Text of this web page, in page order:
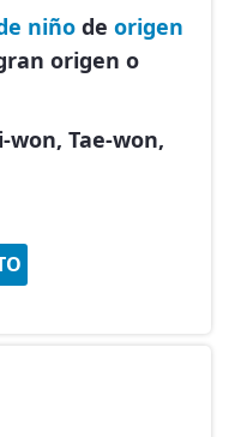
niño de origen
origen o
won, Tae-won,